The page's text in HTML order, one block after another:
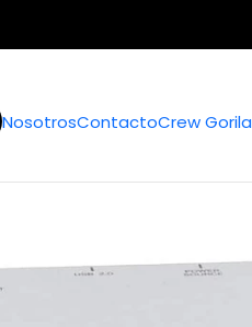
NosotrosContactoCrew Gorila